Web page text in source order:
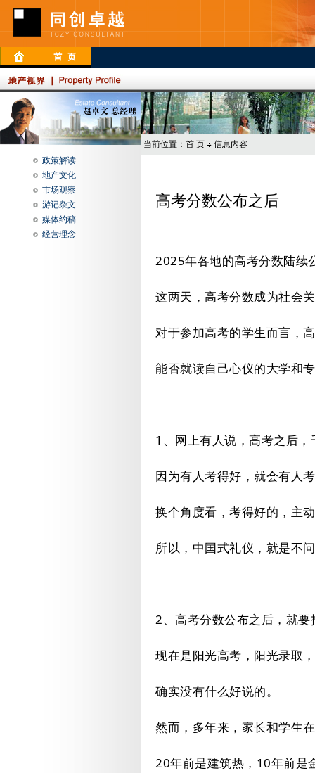
政策解读
地产文化
市场观察
游记杂文
媒体约稿
经营理念
当前位置： 首 页 信息内容
高考分数公布之后
2025年各地的高考分数陆续
这两天，高考分数成为社会
对于参加高考的学生而言，
能否就读自己心仪的大学和
1、网上有人说，高考之后
因为有人考得好，就会有人
换个角度看，考得好的，主
所以，中国式礼仪，就是不
2、高考分数公布之后，就
现在是阳光高考，阳光录取
确实没有什么好说的。
然而，多年来，家长和学生
20年前是建筑热，10年前是